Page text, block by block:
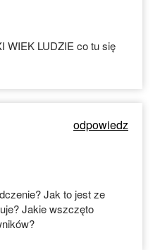
WIEK LUDZIE co tu się
odpowiedz
Jak to jest ze
Jakie wszczęto